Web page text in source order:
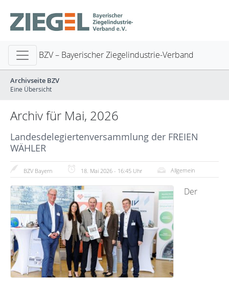
BZV – Bayerischer Ziegelindustrie-Verband
Archivseite BZV
Eine Übersicht
Archiv für Mai, 2026
Landesdelegiertenversammlung der FREIEN
WÄHLER
BZV Bayern 18. Mai 2026 - 16:45 Uhr Allgemein
Der